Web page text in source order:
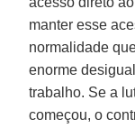
manter esse
normalidade
enorme
trabalho. Se a
começou, o